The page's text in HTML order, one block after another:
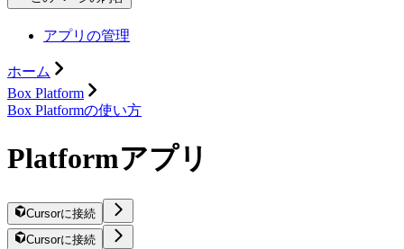
アプリの管理
ホーム
Box Platform
Box Platformの使い方
Platformアプリ
Cursorに接続
Cursorに接続